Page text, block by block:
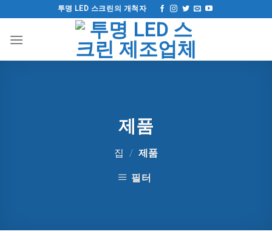
텐
투명 LED 스크린의 개척자
제품
집 / 제품
필터